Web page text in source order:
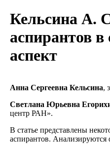
Кельсина А.
аспирантов
аспект
Анна Сергеевна Кельсина,
Светлана Юрьевна
центр РАН».
В статье представлены
аспирантов.